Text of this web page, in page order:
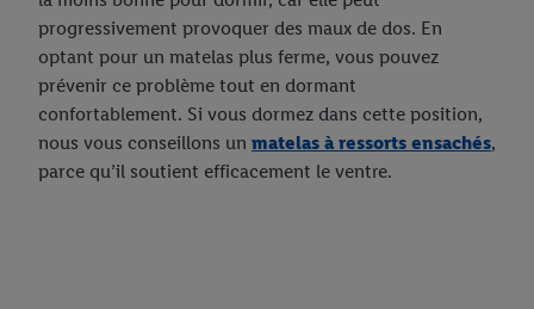
progressivement provoquer des maux de dos. En
optant pour un matelas plus ferme, vous pouvez
prévenir ce problème tout en dormant
confortablement. Si vous dormez dans cette position,
nous vous conseillons un matelas à ressorts ensachés,
parce qu’il soutient efficacement le ventre.